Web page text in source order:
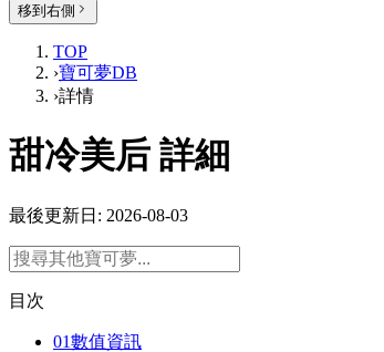
移到右側
TOP
›寶可夢DB
›詳情
甜冷美后 詳細
最後更新日: 2026-08-03
目次
01數值資訊